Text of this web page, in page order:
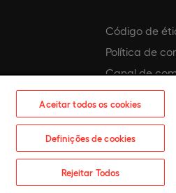
Código de
Política de
Canal de
Plano de
Aceitar todos os cookies
Definições de cookies
Rejeitar Todos